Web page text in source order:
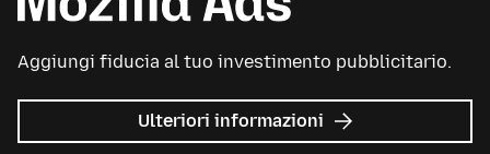
Aggiungi fiducia al tuo investimento pubblicitario.
Ulteriori informazioni su
Mozilla